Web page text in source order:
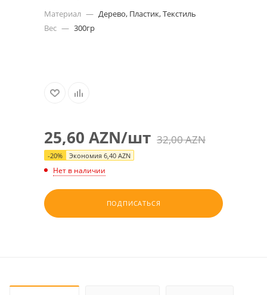
Материал — Дерево, Пластик, Текстиль
Вес — 300гр
25,60 AZN/шт 32,00AZN
-20% Экономия 6,40 AZN
Нет в наличии
ПОДПИСАТЬСЯ